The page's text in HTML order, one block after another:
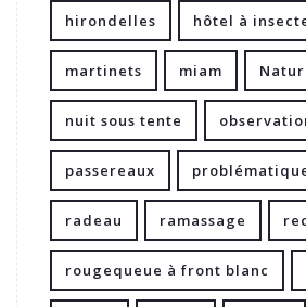
hirondelles hôtel à
martinets miam
nuit sous tente
passereaux
radeau ramassage
rougequeue à front blanc